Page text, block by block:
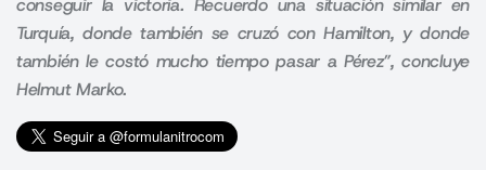
conseguir la victoria. Recuerdo una situación similar en
Turquía, donde también se cruzó con Hamilton, y donde
también le costó mucho tiempo pasar a Pérez”, concluye
Helmut Marko.